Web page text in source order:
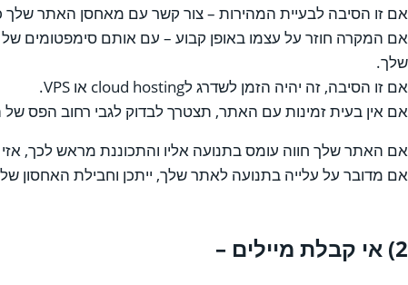
אם זו הסיבה לבעיית המהירות – צור קשר עם מאחסן האתר שלך
אם המקרה חוזר על עצמו באופן קבוע – עם אותם סימפטומים
שלך.
אם זו הסיבה, זה יהיה הזמן לשדרג לcloud hosting או VPS.
אם אין בעית זמינות עם האתר, תצטרך לבדוק לגבי רחוב הפס
אם האתר שלך חווה עומס בתנועה אליו והתכוננת מראש לכך, אזי
אם מדובר על עלייה בתנועה לאתר שלך, ייתכן וחבילת
2) אי קבלת מיילים –